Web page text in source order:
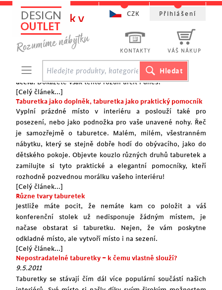
Taburetky
Puf, taburetka nebo úplně něco jiného?
Ještě naše babičky měli přesně vyhraněný názor na to, co je
taburetka a co je tzv. puf, nemluvě o kategorii odkládacích
stolků.
Rozdíl se odvíjel nejen od jejich tvaru, ale i od jejich
účelu. Dokážete však tento rozdíl určit i dnes?
[Celý článek...]
Taburetka jako doplněk, taburetka jako praktický pomocník
Vyplní prázdné místo v interiéru a poslouží také pro
posezení, nebo jako podnožka pro vaše unavené nohy. Řeč
je samozřejmě o taburetce. Malém, milém, všestranném
nábytku, který se stejně dobře hodí do obývacího, jako do
dětského pokoje. Objevte kouzlo různých druhů taburetek a
zamilujte si tyto praktické a elegantní pomocníky, kteří
rozhodně pozvednou morálku vašeho interiéru!
[Celý článek...]
Různe tvary taburetek
Jestliže máte pocit, že nemáte kam co položit a váš
konferenční stolek už nedisponuje žádným místem, je
načase obstarat si taburetku. Nejen, že vám poskytne
odkladné místo, ale vytvoří místo i na sezení.
[Celý článek...]
Nepostradatelné taburetky – k čemu vlastně slouží?
9.5.2011
Taburetky se stávají čím dál více populární součástí našich
KONTAKTY VÁŠ NÁKUP
CZK Přihlášení